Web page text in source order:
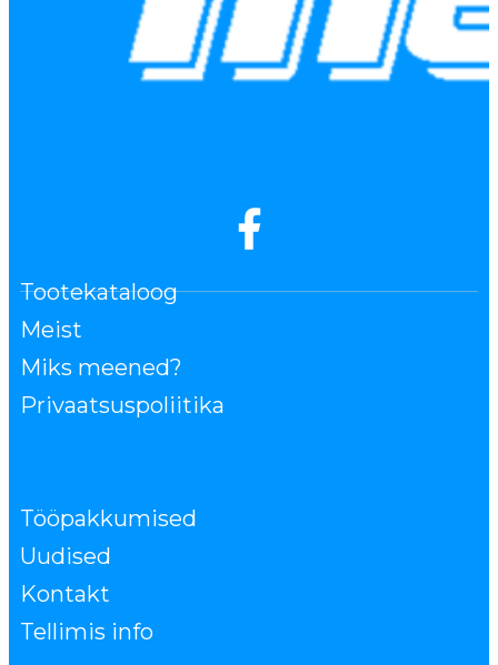
Tootekataloog
Meist
Miks meened?
Privaatsuspoliitika
Tööpakkumised
Uudised
Kontakt
Tellimis info